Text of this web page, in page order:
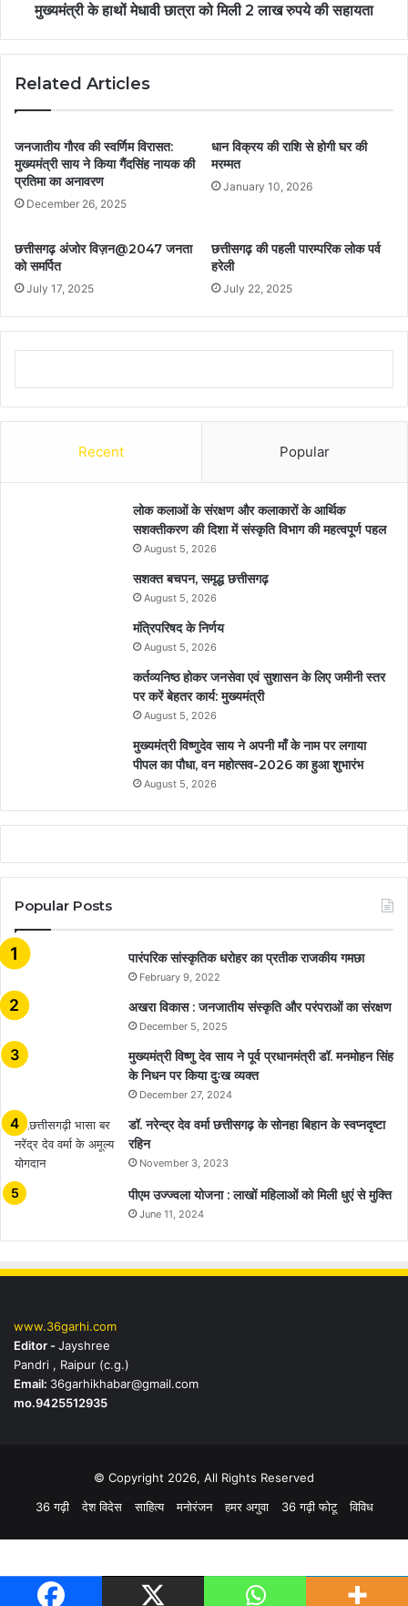
मुख्यमंत्री के हाथों मेधावी छात्रा को मिली 2 लाख रुपये की सहायता
Related Articles
जनजातीय गौरव की स्वर्णिम विरासत:
मुख्यमंत्री साय ने किया गैंदसिंह नायक की
प्रतिमा का अनावरण
December 26, 2025
धान विक्रय की राशि से होगी घर की
मरम्मत
January 10, 2026
छत्तीसगढ़ अंजोर विज़न@2047 जनता
को समर्पित
July 17, 2025
छत्तीसगढ़ की पहली पारम्परिक लोक पर्व
हरेली
July 22, 2025
Recent Popular
लोक कलाओं के संरक्षण और कलाकारों के आर्थिक
सशक्तीकरण की दिशा में संस्कृति विभाग की महत्वपूर्ण पहल
August 5, 2026
सशक्त बचपन, समृद्ध छत्तीसगढ़
August 5, 2026
मंत्रिपरिषद के निर्णय
August 5, 2026
कर्तव्यनिष्ठ होकर जनसेवा एवं सुशासन के लिए जमीनी स्तर
पर करें बेहतर कार्य: मुख्यमंत्री
August 5, 2026
मुख्यमंत्री विष्णुदेव साय ने अपनी माँ के नाम पर लगाया
पीपल का पौधा, वन महोत्सव-2026 का हुआ शुभारंभ
August 5, 2026
Popular Posts
​​​​​​​पारंपरिक सांस्कृतिक धरोहर का प्रतीक राजकीय गमछा
February 9, 2022
अखरा विकास : जनजातीय संस्कृति और परंपराओं का संरक्षण
December 5, 2025
मुख्यमंत्री विष्णु देव साय ने पूर्व प्रधानमंत्री डॉ. मनमोहन सिंह
के निधन पर किया दुःख व्यक्त
December 27, 2024
डॉ. नरेन्द्र देव वर्मा छत्तीसगढ़ के सोनहा बिहान के स्वप्नदृष्टा
रहिन
November 3, 2023
पीएम उज्ज्वला योजना : लाखों महिलाओं को मिली धुएं से मुक्ति
June 11, 2024
www.36garhi.com
Editor -Jayshree
Pandri , Raipur (c.g.)
Email: 36garhikhabar@gmail.com
mo.9425512935
© Copyright 2026, All Rights Reserved
36 गढ़ी
देश विदेस साहित्य मनोरंजन हमर अगुवा 36 गढ़ी फोटू विविध